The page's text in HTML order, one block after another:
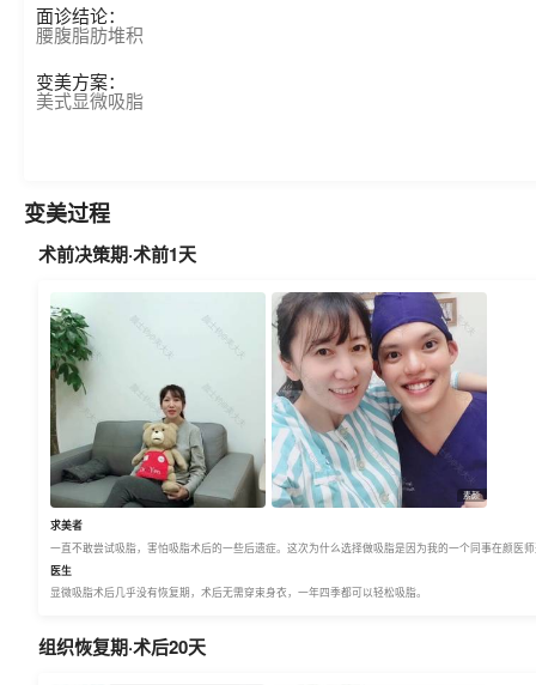
面诊结论：
腰腹脂肪堆积
变美方案：
美式显微吸脂
变美过程
术前决策期·术前1天
素颜
求美者
一直不敢尝试吸脂，害怕吸脂术后的一些后遗症。这次为什么选择做吸脂是因为我的一个同事在颜
医生
显微吸脂术后几乎没有恢复期，术后无需穿束身衣，一年四季都可以轻松吸脂。
组织恢复期·术后20天